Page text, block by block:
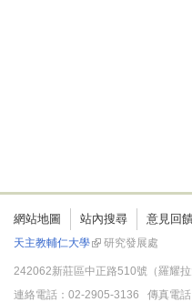
網站地圖 站內搜尋 意見回
天主教輔仁大學 研究發展處
242062新莊區中正路510號（羅耀拉
連絡電話：02-2905-3136 傳真電